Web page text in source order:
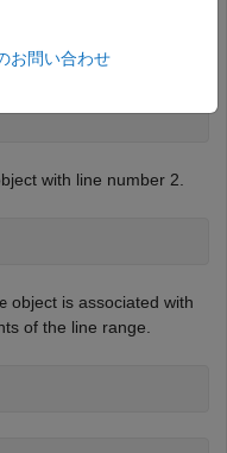
with line number 2.
object is associated with
of the line range.
お問い合わせ